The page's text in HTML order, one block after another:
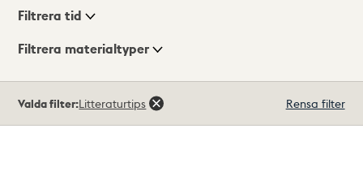
Visningsläge
Filtrera tid
Filtrera materialtyper
träffar
Valda filter:Litteraturtips Rensa filter